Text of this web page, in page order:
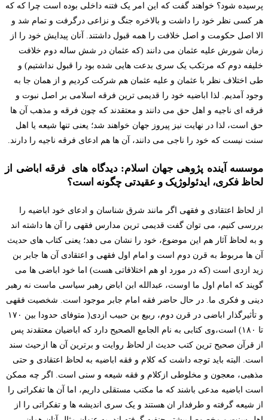
پرسیده شود؟ خواهند گفت که این امر یک فتنه داخلی بوده است چرا که که
هر کسی نظر خود را داشت و بالاخره جنگ و نزاعی درگرفت و تمام شد و
الا اصل حکومت و اصل خلافت را همه قبول داشتند. آنان پیدایش خود را از
زمان شورش علیه عثمان می دانند (که عثمان در شش ساله دوم خلافت
خلیفه دوم که مرتکب یک سری بدعت هایی شده بود را قبول نداشتیم) و
طی اختلاف نظر با عثمان و علیه عثمان هم شرکت کردیم و از همان جا به
وجود آمدیم. لذا اباضیه خود را قدیمی ترین فرقه اسلامی بر اصل نبوت و
فرقه ای ناجیه و اهل حق می دانند و معتقدند که چون فرقه و مذهب آن ها
حق است، لذا در نهایت نیز پیروز جهان خواهند شد؛ یعنی تنها شیعه یا اهل
سنت نیست که خود را ناجی می دانند، آن ها هم ادعای فرقه ناجیه را دارند.
موسسه آینده پژوهی جهان اسلام: دیدگاه های فرقه اباضی از
لحاظ فکری، ایدئولوژیک و عقیدتی چگونه است؟
از لحاظ اعتقادی و فقهی اگر مانند شرق شناسان و ادعای خود اباضیه را
بررسی کنیم، می توان گفت قدیمی ترین مدارس فقهی را آن ها داشته اند
و به لحاظ آثار هم این موضوع، خود را نشان می دهد؛ یعنی کتاب های حدیث
آن ها مربوط به قرن دوم است و امام اول فقهی و اعتقادی آن ها جابر بن
زید ازدی است (که در مورد او هم اختلافاتی هست) اما خود اباضی ها می
گویند که امام اول ما اوست، عبدالله ابن اباض رهبر سیاسی ماست نه رهبر
دینی و فکری ما. در حال حاضر فقه امام جابر موجود است. شخصیت فقهی
و تأثیرگذار اباضی در قرن دوم، ربیع بن حبیب ازدی( متوفای حدودا بین ۱۷۰
تا ۱۸۰) است،وی کتابی به نام الجامع الصحیح دارد که اباضیان معتقدند پس
از قرآن صحیح ترین کتب حدیث از لحاظ روایت و برترین آن ها ازحیث سند
است. البته باید توجه داشت که کلام و فقه اباضیه به لحاظ اعتقادی و حتی
مذهبی، معجون و مخلوطی ازکلام و فقه شیعه و سنی است. اگر چه ممکن
است اباضیه مدعی باشند که ما مکتب مستقلی داریم، اما آن ها تفکراتی را
از شیعه گرفته و طرفدار ان هستند و یک سری اندیشه ها و تفکراتی را از